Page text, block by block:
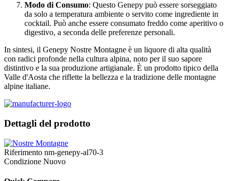
Modo di Consumo: Questo Genepy può essere sorseggiato
da solo a temperatura ambiente o servito come ingrediente in
cocktail. Può anche essere consumato freddo come aperitivo o
digestivo, a seconda delle preferenze personali.
In sintesi, il Genepy Nostre Montagne è un liquore di alta qualità
con radici profonde nella cultura alpina, noto per il suo sapore
distintivo e la sua produzione artigianale. È un prodotto tipico della
Valle d'Aosta che riflette la bellezza e la tradizione delle montagne
alpine italiane.
Dettagli del prodotto
Riferimento nm-genepy-al70-3
Condizione Nuovo